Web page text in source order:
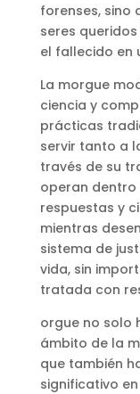
forenses, sino
seres
el fallecido en
La morgue
ciencia y
prácticas
servir tanto a
través de su
operan
respuestas y
mientras
sistema de
vida, sin
tratada con
orgue no solo
ámbito de la
que también
significativo